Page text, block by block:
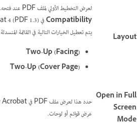
Layout
لعرض التخطيط الأولي لملف PDF عند فتحه. عند تحديد القائمة المنسدلة
Compatibility
يتم تعطيل الخيارات التالية في القائمة المنسدلة
Two-Up (Facing)
Two-Up (Cover Page)
Open in Full
Screen
Mode
عرض قوائم أو لوحات.